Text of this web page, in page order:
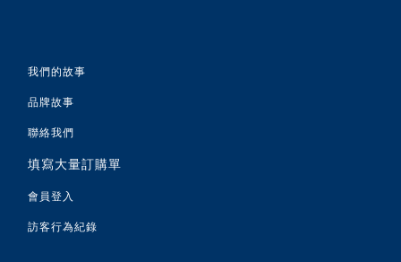
我們的故事
品牌故事
聯絡我們
填寫大量訂購單
會員登入
訪客行為紀錄